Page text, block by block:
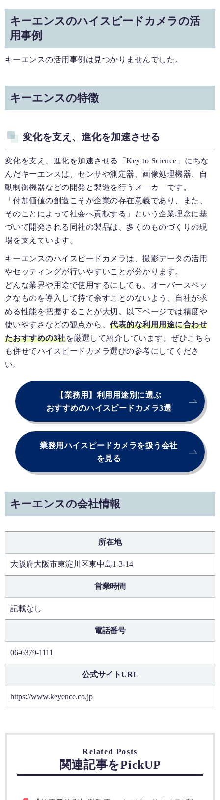
キーエンスのハイスピードカメラの活
用事例
キーエンスの活用事例は見つかりませんでした。
キーエンスの特徴
変化を支え、進化を加速させる
変化を支え、進化を加速させる「Key to Science」にちな
んだキーエンスは、センサや測定器、画像処理機器、自
動制御機器などの開発と製造を行うメーカーです。
「付加価値の創造こそが企業の存在意義であり、また、
そのことによって社会へ貢献する」という企業理念に基
づいて開発される同社の製品は、多くのものづくりの現
場を支えています。
キーエンスのハイスピードカメラは、撮影データの活用
やセッティングが行いやすいことが分かります。
どんな業界や用途で使用するにしても、オーバースペッ
クなものを導入して持て余すことのないよう、自社が求
める性能を把握することが大切。以下ページでは精度や
使いやすさなどの観点から、代表的な利用用途に合わせ
たおすすめの3社を厳選して紹介しています。ぜひこちら
も併せてハイスピードカメラ選びの参考にしてくださ
い。
【業務用】利用用途別に選ぶ
おすすめのハイスピードカメラ3選
業務用ハイスピードカメラを扱う会社
を見る
キーエンスの会社情報
所在地
大阪府大阪市東淀川区東中島1-3-14
営業時間
記載なし
電話番号
06-6379-1111
公式サイトURL
https://www.keyence.co.jp
Related Posts
関連記事をPickUP